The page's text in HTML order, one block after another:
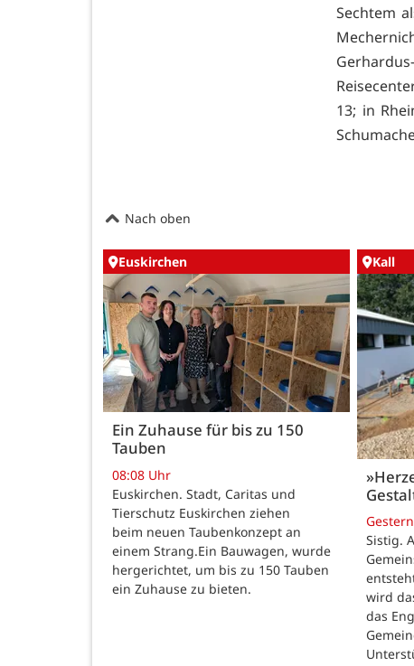
Sechtem
13; in
Nach oben
Euskirchen
Ein Zuhause für bis zu 150
Tauben
08:08 Uhr
Euskirchen. Stadt, Caritas und
Tierschutz Euskirchen ziehen
beim neuen Taubenkonzept an
einem Strang.Ein Bauwagen, wurde
hergerichtet, um bis zu 150 Tauben
ein Zuhause zu bieten.
Kall
Gestern
Sistig.
wird
das